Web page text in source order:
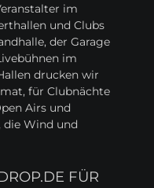
im
und Clubs
der Garage
im
drucken wir
für Clubnächte
Airs und
die Wind und
FÜR